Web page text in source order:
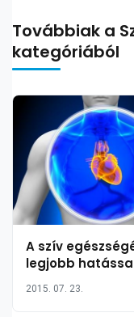
Továbbiak a
kategóriából
A szív
legjobb
fűszerek
2015. 07. 23.